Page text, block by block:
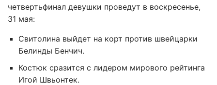
четвертьфинал девушки проведут в воскресенье,
31 мая:
Свитолина выйдет на корт против швейцарки
Белинды Бенчич.
Костюк сразится с лидером мирового рейтинга
Игой Швьонтек.